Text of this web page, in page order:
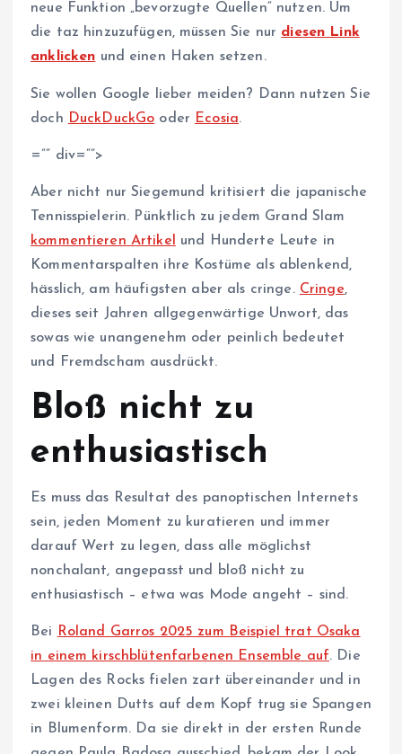
neue Funktion „bevorzugte Quellen“ nutzen. Um
die taz hinzuzufügen, müssen Sie nur diesen Link
anklicken und einen Haken setzen.
Sie wollen Google lieber meiden? Dann nutzen Sie
doch DuckDuckGo oder Ecosia.
=”” div=””>
Aber nicht nur Siegemund kritisiert die japanische
Tennisspielerin. Pünktlich zu jedem Grand Slam
kommentieren Artikel
und Hunderte Leute in
Kommentarspalten ihre Kostüme als ablenkend,
hässlich, am häufigsten aber als cringe. Cringe,
dieses seit Jahren allgegenwärtige Unwort, das
sowas wie unangenehm oder peinlich bedeutet
und Fremdscham ausdrückt.
Bloß nicht zu
enthusiastisch
Es muss das Resultat des panoptischen Internets
sein, jeden Moment zu kuratieren und immer
darauf Wert zu legen, dass alle möglichst
nonchalant, angepasst und bloß nicht zu
enthusiastisch – etwa was Mode angeht – sind.
Bei
Roland Garros 2025 zum Beispiel trat Osaka
in einem kirschblütenfarbenen Ensemble auf. Die
Lagen des Rocks fielen zart übereinander und in
zwei kleinen Dutts auf dem Kopf trug sie Spangen
in Blumenform. Da sie direkt in der ersten Runde